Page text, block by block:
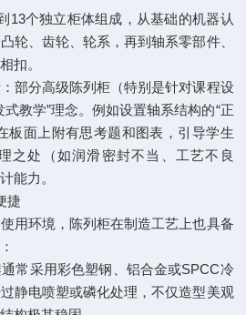
个独立柜体组成，从基础的机器认
轮、齿轮、轮系，再到轴系零部件、
扣。
分高级陈列柜（特别是针对课程设
教学”理念。例如设置轴系结构的“正
板面上附有思考题和图表，引导学生
之处（如润滑密封不当、工艺不良
能力。
捷
环境，陈列柜在制造工艺上也具备
采用彩色塑钢、铝合金或SPCC冷
静电喷塑或磷化处理，不仅造型美观